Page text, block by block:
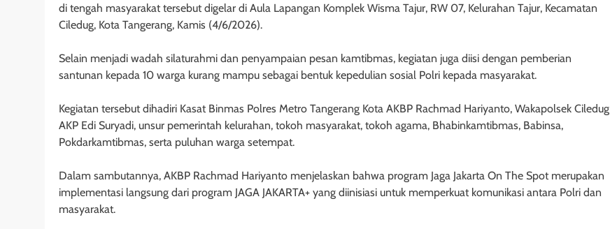
di tengah masyarakat tersebut digelar di Aula Lapangan Komplek Wisma Tajur, RW 07, Kelurahan Tajur, Kecamatan
Ciledug, Kota Tangerang, Kamis (4/6/2026).
Selain menjadi wadah silaturahmi dan penyampaian pesan kamtibmas, kegiatan juga diisi dengan pemberian
santunan kepada 10 warga kurang mampu sebagai bentuk kepedulian sosial Polri kepada masyarakat.
Kegiatan tersebut dihadiri Kasat Binmas Polres Metro Tangerang Kota AKBP Rachmad Hariyanto, Wakapolsek Ciledug
AKP Edi Suryadi, unsur pemerintah kelurahan, tokoh masyarakat, tokoh agama, Bhabinkamtibmas, Babinsa,
Pokdarkamtibmas, serta puluhan warga setempat.
Dalam sambutannya, AKBP Rachmad Hariyanto menjelaskan bahwa program Jaga Jakarta On The Spot merupakan
implementasi langsung dari program JAGA JAKARTA+ yang diinisiasi untuk memperkuat komunikasi antara Polri dan
masyarakat.